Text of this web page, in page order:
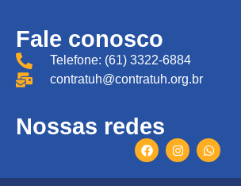
Fale conosco
Telefone: (61) 3322-6884
contratuh@contratuh.org.br
Nossas redes